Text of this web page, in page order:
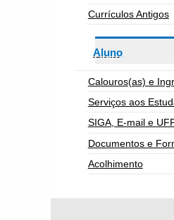
Currículos Antigos
Aluno
Calouros(as) e
Serviços aos
SIGA, E-mail e
Documentos e
Acolhimento